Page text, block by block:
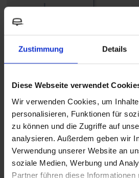
Zustimmung Details
Diese Webseite verwendet
Wir verwenden Cookies, um
personalisieren, Funktionen für
zu können und die Zugriffe auf
analysieren. Außerdem geben wir
Verwendung unserer Website an
soziale Medien, Werbung und
Partner führen diese
Dompelpomp
Gewicht
0,155 kg
Gewicht
0,185 kg
Kabellengte
1000 mm
Kabellengte
1000 mm